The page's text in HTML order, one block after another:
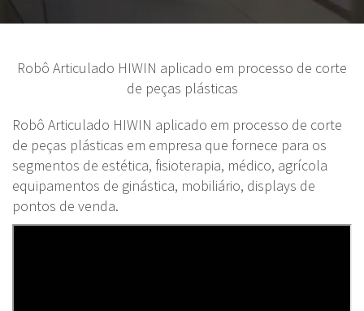
Robô Articulado HIWIN aplicado em processo de corte
de peças plásticas
Robô Articulado HIWIN aplicado em processo de corte
de peças plásticas em empresa que fornece para os
segmentos de estética, fisioterapia, médico, agrícola
equipamentos de ginástica, mobiliário, displays de
pontos de venda.